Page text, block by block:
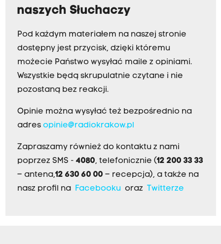
naszych Słuchaczy
Pod każdym materiałem na naszej stronie
dostępny jest przycisk, dzięki któremu
możecie Państwo wysyłać maile z opiniami.
Wszystkie będą skrupulatnie czytane i nie
pozostaną bez reakcji.
Opinie można wysyłać też bezpośrednio na
adres opinie@radiokrakow.pl
Zapraszamy również do kontaktu z nami
poprzez SMS - 4080, telefonicznie (12 200 33 33
– antena,12 630 60 00 – recepcja), a także na
nasz profil na Facebookuoraz Twitterze